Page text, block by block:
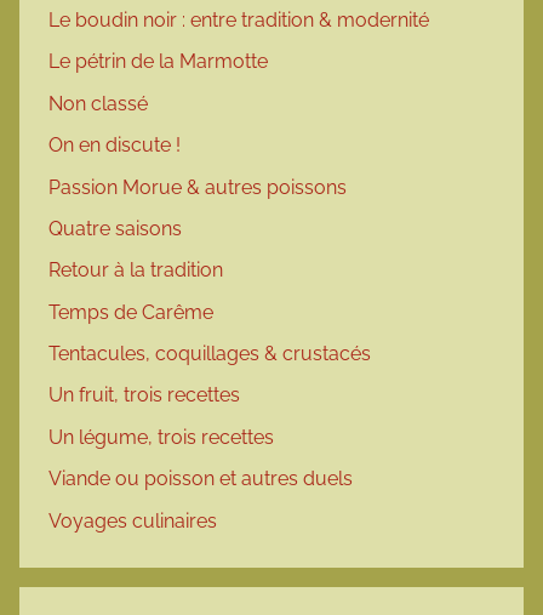
Le boudin noir : entre tradition & modernité
Le pétrin de la Marmotte
Non classé
On en discute !
Passion Morue & autres poissons
Quatre saisons
Retour à la tradition
Temps de Carême
Tentacules, coquillages & crustacés
Un fruit, trois recettes
Un légume, trois recettes
Viande ou poisson et autres duels
Voyages culinaires